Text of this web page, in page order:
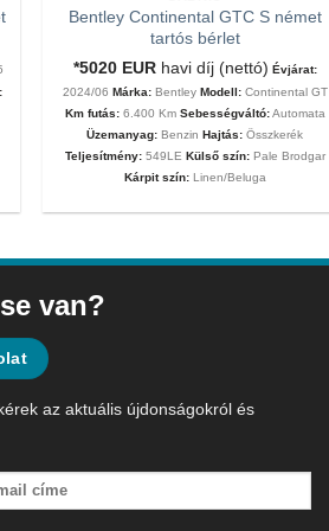
Bentley Continental GTC S német
tartós bérlet
*5020 EUR havi díj (nettó) Évjárat:
2024/06 Márka:Bentley Modell:Continental GT
Km futás: 6.400 Km Sebességváltó:Automata
Üzemanyag: BenzinHajtás: Összkerék
Teljesítmény:549LE Külső szín: Pale Brodgar
Kárpit szín:Linen/Beluga
van?
az aktuális újdonságokról és